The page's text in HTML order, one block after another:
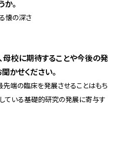
。
懐の深さ
母校に期待することや今後の発
かせください。
端の臨床を発展させることはもち
ている基礎的研究の発展に寄与す